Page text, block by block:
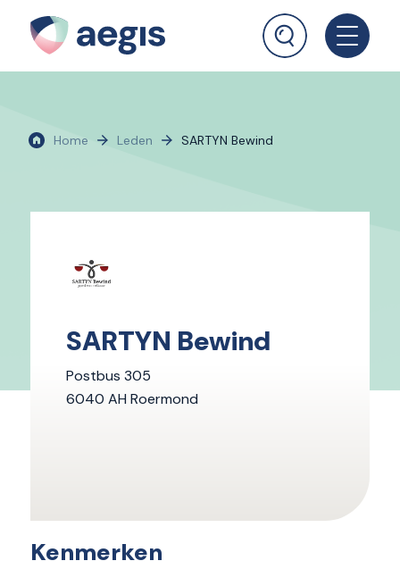
Home Leden SARTYN Bewind
SARTYN Bewind
Postbus 305
6040 AH Roermond
Kenmerken